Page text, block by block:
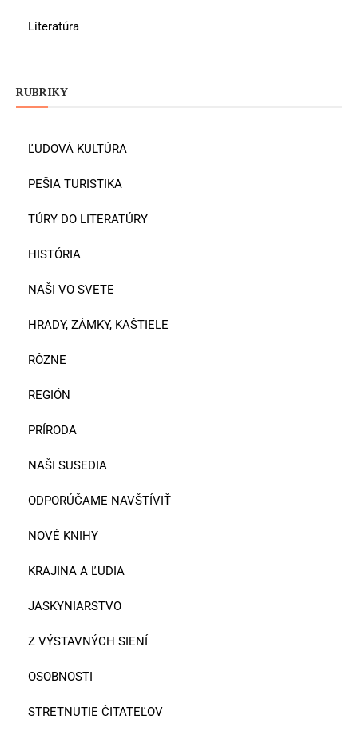
Literatúra
RUBRIKY
ĽUDOVÁ KULTÚRA
PEŠIA TURISTIKA
TÚRY DO LITERATÚRY
HISTÓRIA
NAŠI VO SVETE
HRADY, ZÁMKY, KAŠTIELE
RÔZNE
REGIÓN
PRÍRODA
NAŠI SUSEDIA
ODPORÚČAME NAVŠTÍVIŤ
NOVÉ KNIHY
KRAJINA A ĽUDIA
JASKYNIARSTVO
Z VÝSTAVNÝCH SIENÍ
OSOBNOSTI
STRETNUTIE ČITATEĽOV